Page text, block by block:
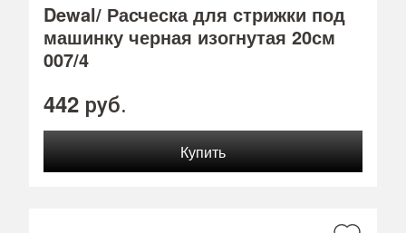
Dewal/ Расческа для стрижки под
машинку черная изогнутая 20см
007/4
442 руб.